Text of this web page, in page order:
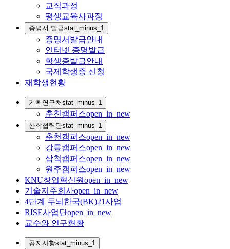
교직과정
평생교육사과정
증명서 발급stat_minus_1
증명서발급안내
인터넷 증명발급
학생증발급안내
국제학생증 신청
재학생현황
기획연구처stat_minus_1
춘천캠퍼스open_in_new
산학협력단stat_minus_1
춘천캠퍼스open_in_new
강릉캠퍼스open_in_new
삼척캠퍼스open_in_new
원주캠퍼스open_in_new
KNU창업혁신원open_in_new
기술지주회사open_in_new
4단계 두뇌한국(BK)21사업
RISE사업단open_in_new
교수와 연구현황
공지사항stat_minus_1